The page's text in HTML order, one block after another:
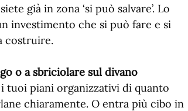
già in zona ‘si può salvare’. Lo
investimento che si può fare e si
costruire.
o a sbriciolare sul divano
tuoi piani organizzativi di quanto
chiaramente. O entra più cibo in